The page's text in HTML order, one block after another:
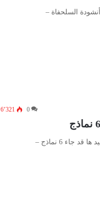
السلحفاة –
0 6٬321
أنشودة العيد ها قد جاء أنشودة العيد ها قد جاء 6 نماذج –